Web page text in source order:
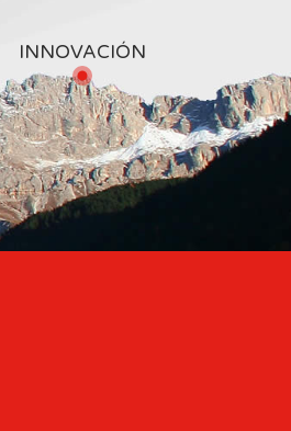
INNOVACIÓN